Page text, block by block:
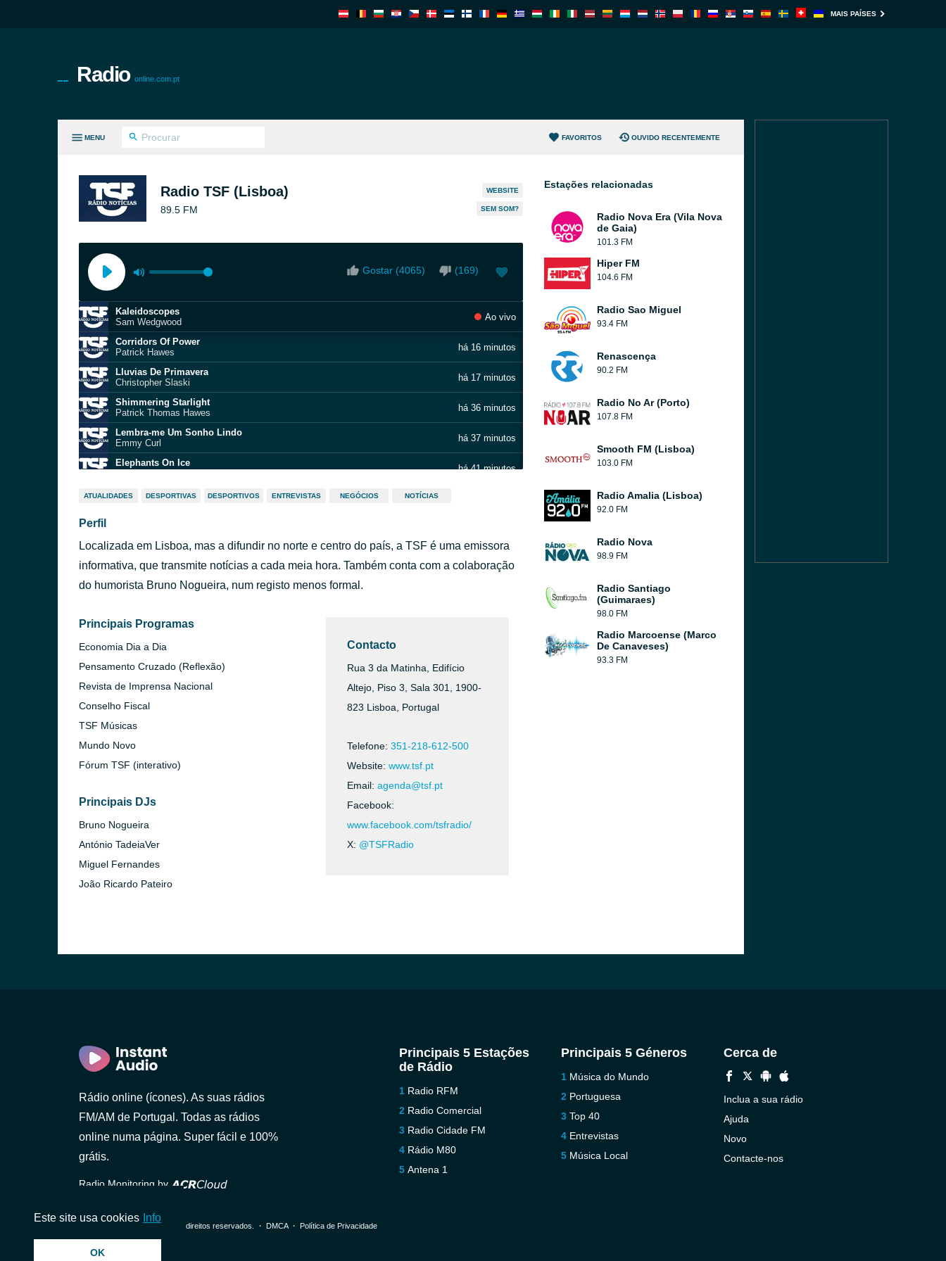
MAIS PAÍSES
Radio online.com.pt
MENU FAVORITOS OUVIDO RECENTEMENTE
Radio TSF (Lisboa)
89.5 FM
WEBSITE
SEM SOM?
Gostar (4065) (169)
Kaleidoscopes
Sam Wedgwood
Ao vivo
Corridors Of Power
Patrick Hawes
há 16 minutos
Lluvias De Primavera
Christopher Slaski
há 17 minutos
Shimmering Starlight
Patrick Thomas Hawes
há 36 minutos
Lembra-me Um Sonho Lindo
Emmy Curl
há 37 minutos
Elephants On Ice
há 41 minutos
Baby
Europa League Anthem
Tony Britten
há 4 horas
Feel The Power
Marc Jackson Burrows
ATUALIDADES DESPORTIVAS DESPORTIVOS ENTREVISTAS NEGÓCIOS NOTÍCIAS
Perfil
Localizada em Lisboa, mas a difundir no norte e centro do país, a TSF é uma emissora
informativa, que transmite notícias a cada meia hora. Também conta com a colaboração
do humorista Bruno Nogueira, num registo menos formal.
Principais Programas
Economia Dia a Dia
Pensamento Cruzado (Reflexão)
Revista de Imprensa Nacional
Conselho Fiscal
TSF Músicas
Mundo Novo
Fórum TSF (interativo)
Principais DJs
Bruno Nogueira
António TadeiaVer
Miguel Fernandes
João Ricardo Pateiro
Contacto
Rua 3 da Matinha, Edifício
Altejo, Piso 3, Sala 301, 1900-
823 Lisboa, Portugal
Telefone: 351-218-612-500
Website: www.tsf.pt
Email: agenda@tsf.pt
Facebook:
www.facebook.com/tsfradio/
X: @TSFRadio
Estações relacionadas
Radio Nova Era (Vila Nova
de Gaia)
101.3 FM
Hiper FM
104.6 FM
Radio Sao Miguel
93.4 FM
Renascença
90.2 FM
Radio No Ar (Porto)
107.8 FM
Smooth FM (Lisboa)
103.0 FM
Radio Amalia (Lisboa)
92.0 FM
Radio Nova
98.9 FM
Radio Santiago
(Guimaraes)
98.0 FM
Radio Marcoense (Marco
De Canaveses)
93.3 FM
Rádio online (ícones). As suas rádios
FM/AM de Portugal. Todas as rádios
online numa página. Super fácil e 100%
grátis.
Radio Monitoring by
Principais 5 Estações
de Rádio
Radio RFM
Radio Comercial
Radio Cidade FM
Rádio M80
Antena 1
Principais 5 Géneros
Música do Mundo
Portuguesa
Top 40
Entrevistas
Música Local
Cerca de
Inclua a sua rádio
Ajuda
Novo
Contacte-nos
© 2026 InstantAudio. Todos os direitos reservados. ・ DMCA・ Política de Privacidade
Este site usa cookies Info
OK